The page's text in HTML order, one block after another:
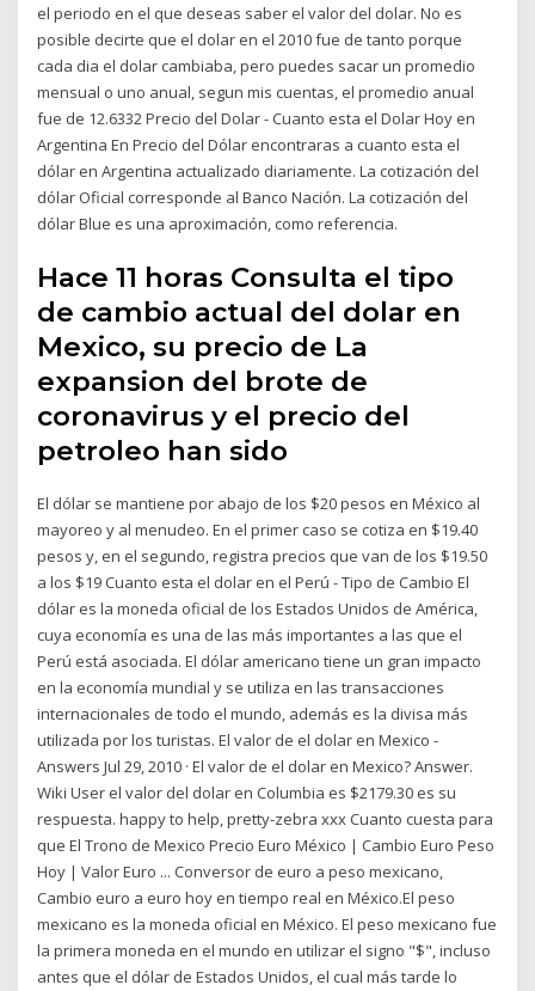
el periodo en el que deseas saber el valor del dolar. No es
posible decirte que el dolar en el 2010 fue de tanto porque
cada dia el dolar cambiaba, pero puedes sacar un promedio
mensual o uno anual, segun mis cuentas, el promedio anual
fue de 12.6332 Precio del Dolar - Cuanto esta el Dolar Hoy en
Argentina En Precio del Dólar encontraras a cuanto esta el
dólar en Argentina actualizado diariamente. La cotización del
dólar Oficial corresponde al Banco Nación. La cotización del
dólar Blue es una aproximación, como referencia.
Hace 11 horas Consulta el tipo
de cambio actual del dolar en
Mexico, su precio de La
expansion del brote de
coronavirus y el precio del
petroleo han sido
El dólar se mantiene por abajo de los $20 pesos en México al
mayoreo y al menudeo. En el primer caso se cotiza en $19.40
pesos y, en el segundo, registra precios que van de los $19.50
a los $19 Cuanto esta el dolar en el Perú - Tipo de Cambio El
dólar es la moneda oficial de los Estados Unidos de América,
cuya economía es una de las más importantes a las que el
Perú está asociada. El dólar americano tiene un gran impacto
en la economía mundial y se utiliza en las transacciones
internacionales de todo el mundo, además es la divisa más
utilizada por los turistas. El valor de el dolar en Mexico -
Answers Jul 29, 2010 · El valor de el dolar en Mexico? Answer.
Wiki User el valor del dolar en Columbia es $2179.30 es su
respuesta. happy to help, pretty-zebra xxx Cuanto cuesta para
que El Trono de Mexico Precio Euro México | Cambio Euro Peso
Hoy | Valor Euro ... Conversor de euro a peso mexicano,
Cambio euro a euro hoy en tiempo real en México.El peso
mexicano es la moneda oficial en México. El peso mexicano fue
la primera moneda en el mundo en utilizar el signo "$", incluso
antes que el dólar de Estados Unidos, el cual más tarde lo